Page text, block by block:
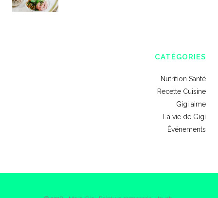
CATÉGORIES
Nutrition Santé
Recette Cuisine
Gigi aime
La vie de Gigi
Événements